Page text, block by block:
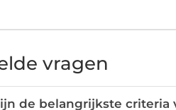
vragen
de belangrijkste criteria